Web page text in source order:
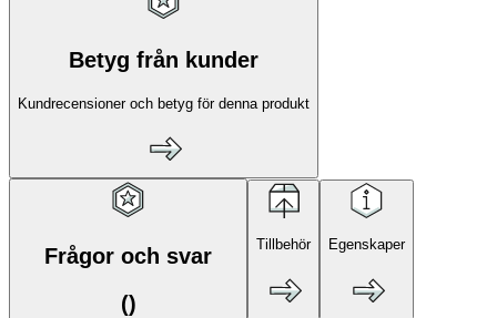
Betyg från kunder
Kundrecensioner och betyg för denna produkt
Frågor och svar
()
Tillbehör Egenskaper